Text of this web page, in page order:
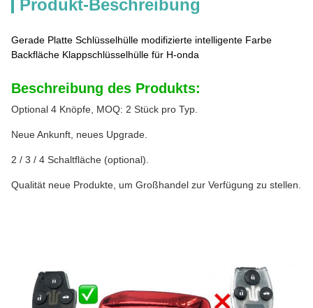
Produkt-Beschreibung
Gerade Platte Schlüsselhülle modifizierte intelligente Farbe
Backfläche Klappschlüsselhülle für H-onda
Beschreibung des Produkts:
Optional 4 Knöpfe, MOQ: 2 Stück pro Typ.
Neue Ankunft, neues Upgrade.
2 / 3 / 4 Schaltfläche (optional).
Qualität neue Produkte, um Großhandel zur Verfügung zu stellen.